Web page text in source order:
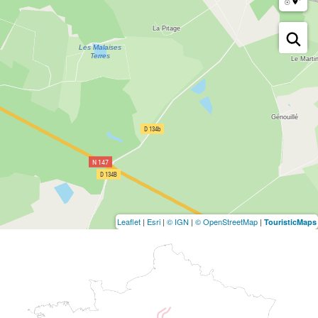
Leaflet | Esri | © IGN | © OpenStreetMap | TouristicMaps